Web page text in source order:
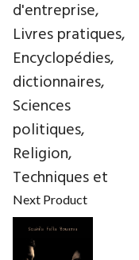
Next Product
d'entreprise,
Livres pratiques,
Encyclopédies,
dictionnaires,
Sciences
politiques,
Religion,
Techniques et